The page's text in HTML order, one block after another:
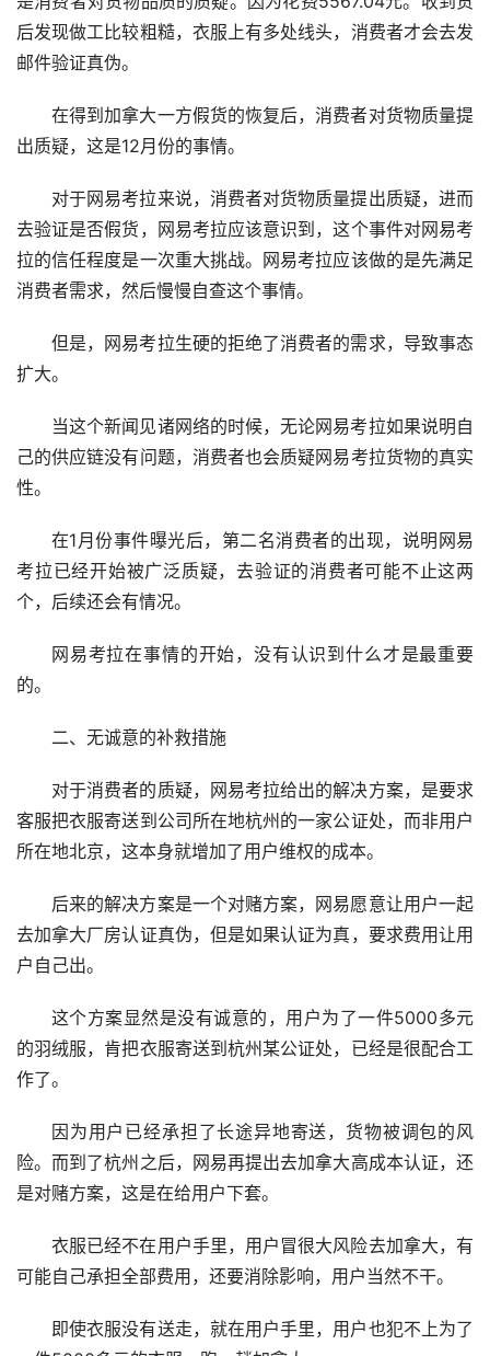
后发现做工比较粗糙，衣服上有多处线头，消费者才会去发
邮件验证真伪。
在得到加拿大一方假货的恢复后，消费者对货物质量提
出质疑，这是12月份的事情。
对于网易考拉来说，消费者对货物质量提出质疑，进而
去验证是否假货，网易考拉应该意识到，这个事件对网易考
拉的信任程度是一次重大挑战。网易考拉应该做的是先满足
消费者需求，然后慢慢自查这个事情。
但是，网易考拉生硬的拒绝了消费者的需求，导致事态
扩大。
当这个新闻见诸网络的时候，无论网易考拉如果说明自
己的供应链没有问题，消费者也会质疑网易考拉货物的真实
性。
在1月份事件曝光后，第二名消费者的出现，说明网易
考拉已经开始被广泛质疑，去验证的消费者可能不止这两
个，后续还会有情况。
网易考拉在事情的开始，没有认识到什么才是最重要
的。
二、无诚意的补救措施
对于消费者的质疑，网易考拉给出的解决方案，是要求
客服把衣服寄送到公司所在地杭州的一家公证处，而非用户
所在地北京，这本身就增加了用户维权的成本。
后来的解决方案是一个对赌方案，网易愿意让用户一起
去加拿大厂房认证真伪，但是如果认证为真，要求费用让用
户自己出。
这个方案显然是没有诚意的，用户为了一件5000多元
的羽绒服，肯把衣服寄送到杭州某公证处，已经是很配合工
作了。
因为用户已经承担了长途异地寄送，货物被调包的风
险。而到了杭州之后，网易再提出去加拿大高成本认证，还
是对赌方案，这是在给用户下套。
衣服已经不在用户手里，用户冒很大风险去加拿大，有
可能自己承担全部费用，还要消除影响，用户当然不干。
即使衣服没有送走，就在用户手里，用户也犯不上为了